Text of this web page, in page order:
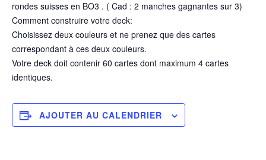
rondes suisses en BO3 . ( Cad : 2 manches gagnantes sur 3)
Comment construire votre deck:
Choisissez deux couleurs et ne prenez que des cartes
correspondant à ces deux couleurs.
Votre deck doit contenir 60 cartes dont maximum 4 cartes
identiques.
AJOUTER AU CALENDRIER